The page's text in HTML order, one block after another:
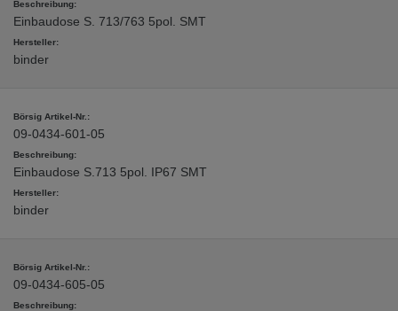
Einbaudose S. 713/763 5pol. SMT
binder
09-0434-601-05
Einbaudose S.713 5pol. IP67 SMT
binder
09-0434-605-05